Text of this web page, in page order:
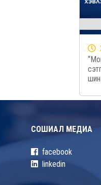
СОШИАЛ МЕДИА
facebook
linkedin